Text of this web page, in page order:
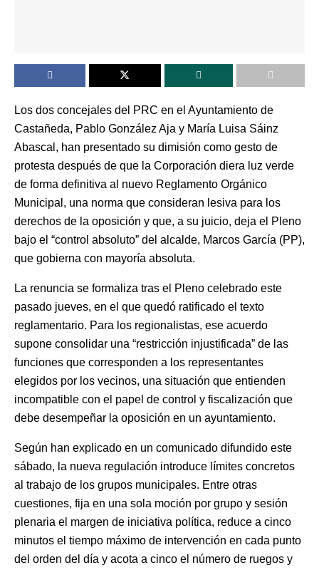
Los dos concejales del PRC en el Ayuntamiento de
Castañeda, Pablo González Aja y María Luisa Sáinz
Abascal, han presentado su dimisión como gesto de
protesta después de que la Corporación diera luz verde
de forma definitiva al nuevo Reglamento Orgánico
Municipal, una norma que consideran lesiva para los
derechos de la oposición y que, a su juicio, deja el Pleno
bajo el “control absoluto” del alcalde, Marcos García (PP),
que gobierna con mayoría absoluta.
La renuncia se formaliza tras el Pleno celebrado este
pasado jueves, en el que quedó ratificado el texto
reglamentario. Para los regionalistas, ese acuerdo
supone consolidar una “restricción injustificada” de las
funciones que corresponden a los representantes
elegidos por los vecinos, una situación que entienden
incompatible con el papel de control y fiscalización que
debe desempeñar la oposición en un ayuntamiento.
Según han explicado en un comunicado difundido este
sábado, la nueva regulación introduce límites concretos
al trabajo de los grupos municipales. Entre otras
cuestiones, fija en una sola moción por grupo y sesión
plenaria el margen de iniciativa política, reduce a cinco
minutos el tiempo máximo de intervención en cada punto
del orden del día y acota a cinco el número de ruegos y